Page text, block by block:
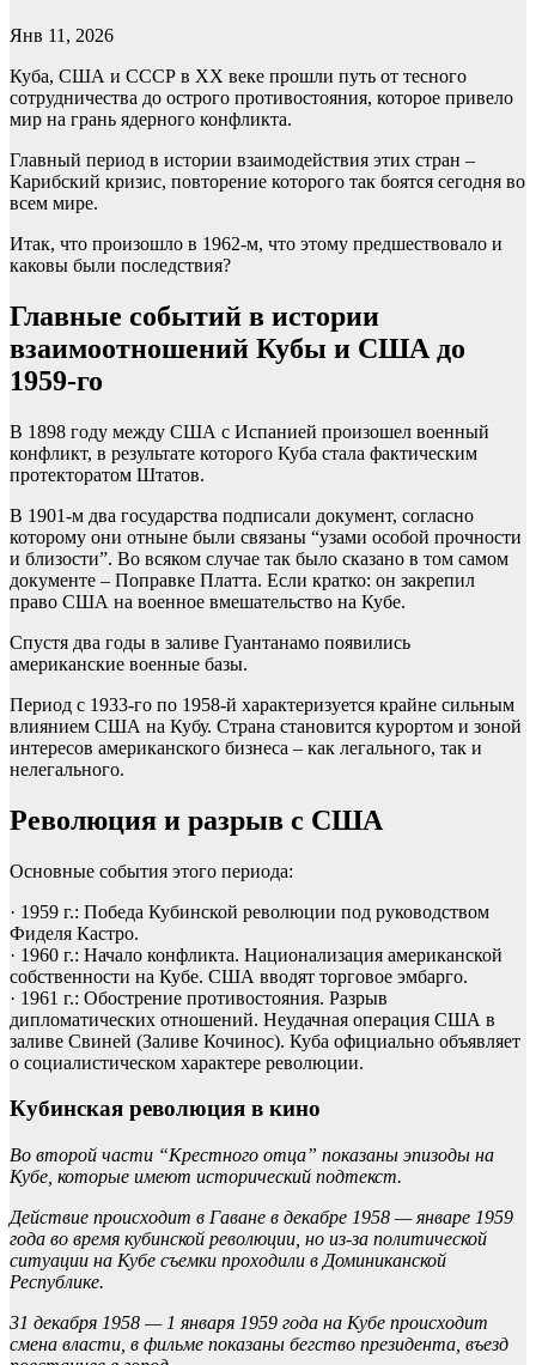
Янв 11, 2026
Куба, США и СССР в XX веке прошли путь от тесного
сотрудничества до острого противостояния, которое привело
мир на грань ядерного конфликта.
Главный период в истории взаимодействия этих стран –
Карибский кризис, повторение которого так боятся сегодня во
всем мире.
Итак, что произошло в 1962-м, что этому предшествовало и
каковы были последствия?
Главные событий в истории
взаимоотношений Кубы и США до
1959-го
В 1898 году между США с Испанией произошел военный
конфликт, в результате которого Куба стала фактическим
протекторатом Штатов.
В 1901-м два государства подписали документ, согласно
которому они отныне были связаны “узами особой прочности
и близости”. Во всяком случае так было сказано в том самом
документе – Поправке Платта. Если кратко: он закрепил
право США на военное вмешательство на Кубе.
Спустя два годы в заливе Гуантанамо появились
американские военные базы.
Период с 1933-го по 1958-й характеризуется крайне сильным
влиянием США на Кубу. Страна становится курортом и зоной
интересов американского бизнеса – как легального, так и
нелегального.
Революция и разрыв с США
Основные события этого периода:
· 1959 г.: Победа Кубинской революции под руководством
Фиделя Кастро.
· 1960 г.: Начало конфликта. Национализация американской
собственности на Кубе. США вводят торговое эмбарго.
· 1961 г.: Обострение противостояния. Разрыв
дипломатических отношений. Неудачная операция США в
заливе Свиней (Заливе Кочинос). Куба официально объявляет
о социалистическом характере революции.
Кубинская революция в кино
Во второй части “Крестного отца” показаны эпизоды на
Кубе, которые имеют исторический подтекст.
Действие происходит в Гаване в декабре 1958 — январе 1959
года во время кубинской революции, но из-за политической
ситуации на Кубе съемки проходили в Доминиканской
Республике.
31 декабря 1958 — 1 января 1959 года на Кубе происходит
смена власти, в фильме показаны бегство президента, въезд